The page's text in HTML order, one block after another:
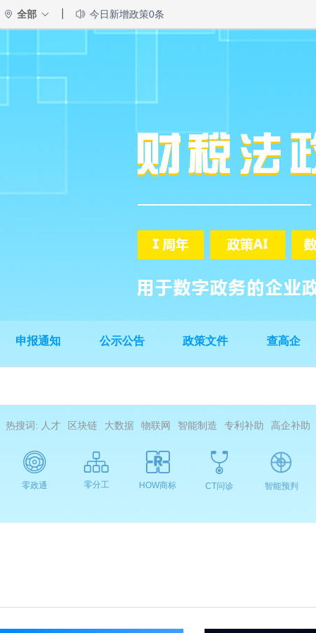
全部 今日新增政策0条
申报通知 公示公告 政策文件 查高企
热搜词: 人才 区块链 大数据 物联网 智能制造 专利补助 高企补助
零政通 零分工 HOW商标 CT问诊 智能预判